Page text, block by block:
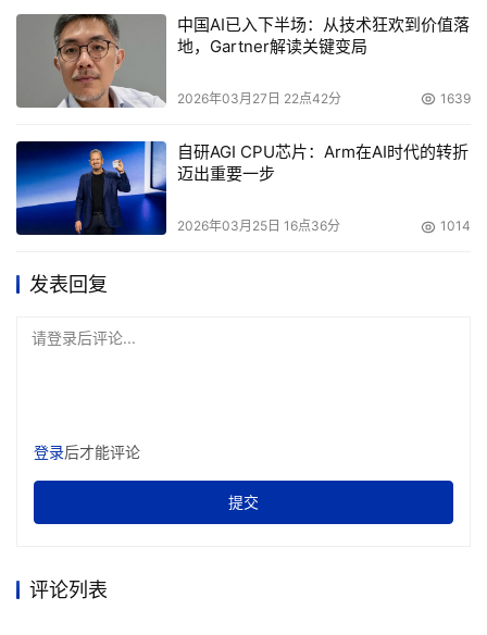
中国AI已入下半场：从技术狂欢到价值落
地，Gartner解读关键变局
2026年03月27日 22点42分 1639
自研AGI CPU芯片：Arm在AI时代的转折
迈出重要一步
2026年03月25日 16点36分 1014
发表回复
请登录后评论...
登录后才能评论
提交
评论列表